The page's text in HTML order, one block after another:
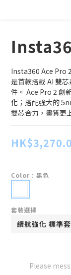
Insta360 Ace Pro
是首款搭載 AI 雙
件。 Ace Pro 2 創
化；搭配強大的
雙芯合力，畫質更
Color : 黑色
套裝選擇
Please